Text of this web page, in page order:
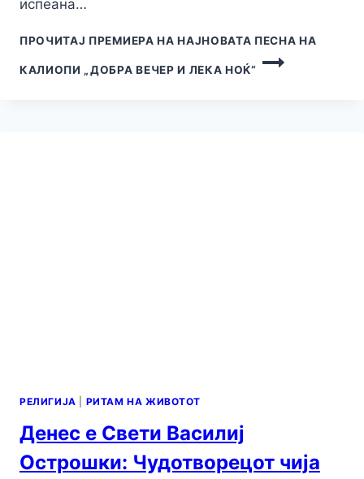
испеана…
ПРОЧИТАЈ ПРЕМИЕРА НА НАЈНОВАТА ПЕСНА НА
КАЛИОПИ „ДОБРА ВЕЧЕР И ЛЕКА НОЌ“
РЕЛИГИЈА РИТАМ НА ЖИВОТОТ
Денес е Свети Василиј
Острошки: Чудотворецот чија